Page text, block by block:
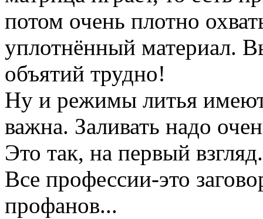
потом очень плотно
уплотнённый материал.
объятий трудно!
Ну и режимы литья имеют
важна. Заливать надо
Это так, на первый взгляд.
Все профессии-это
профанов...